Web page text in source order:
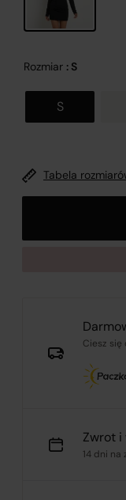
Rozmiar : S
S
Tabela
Ciesz
Zwrot i
14 dni na
Zamknij
poz. 827, z
Z
Opolu, UL.
jako
Verenza.pl